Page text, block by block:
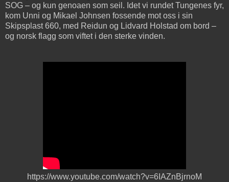
SOG – og kun genoaen som seil. Idet vi rundet Tungenes fyr,
kom Unni og Mikael Johnsen fossende mot oss i sin
Skipsplast 660, med Reidun og Lidvard Holstad om bord –
og norsk flagg som viftet i den sterke vinden.
https://www.youtube.com/watch?v=6IAZnBjrnoM